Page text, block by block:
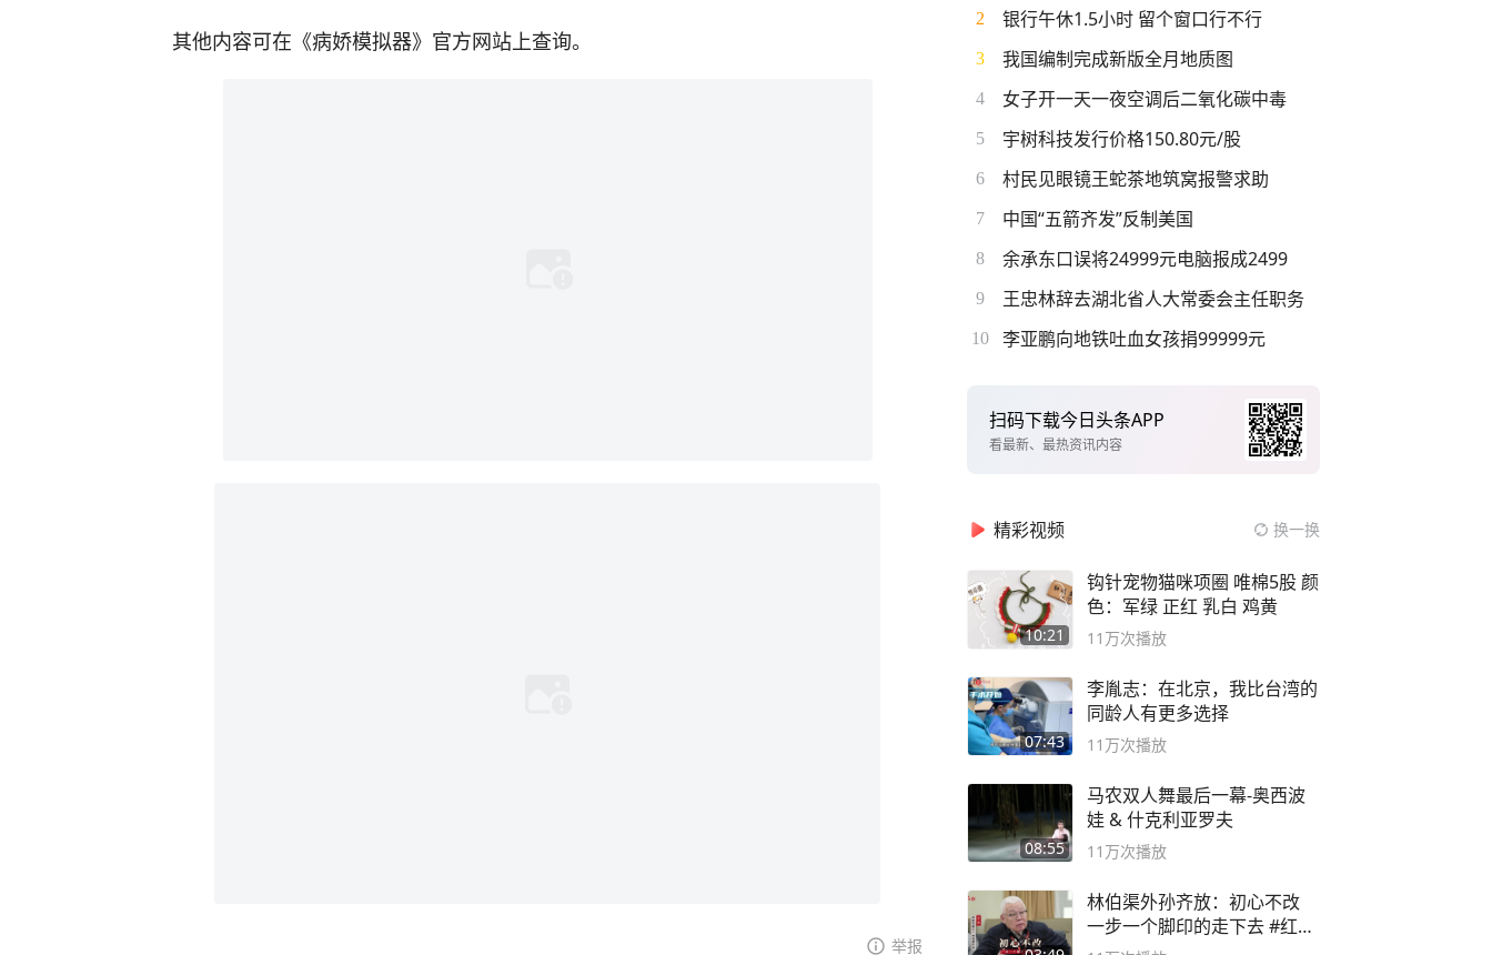
其他内容可在《病娇模拟器》官方网站上查询。
举报
2 银行午休1.5小时 留个窗口行不行
3 我国编制完成新版全月地质图
4 女子开一天一夜空调后二氧化碳中毒
5 宇树科技发行价格150.80元/股
6 村民见眼镜王蛇茶地筑窝报警求助
7 中国“五箭齐发”反制美国
8 余承东口误将24999元电脑报成2499
9 王忠林辞去湖北省人大常委会主任职务
10 李亚鹏向地铁吐血女孩捐99999元
扫码下载今日头条APP
看最新、最热资讯内容
精彩视频 换一换
10:21
钩针宠物猫咪项圈 唯棉5股 颜
色：军绿 正红 乳白 鸡黄
11万次播放
07:43
李胤志：在北京，我比台湾的
同龄人有更多选择
11万次播放
08:55
马农双人舞最后一幕-奥西波
娃 & 什克利亚罗夫
11万次播放
林伯渠外孙齐放：初心不改
一步一个脚印的走下去 #红船